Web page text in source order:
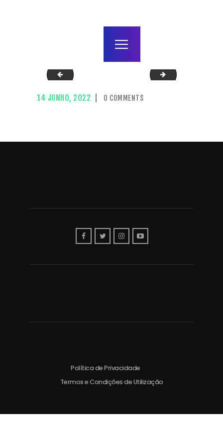
agenda / bilhetes
alugar
mais
prop03-A-Fada-dos-Dentes-POST
14 JUNHO, 2022 0 COMMENTS
Política de Privacidade
Termos e Condições de Utilização